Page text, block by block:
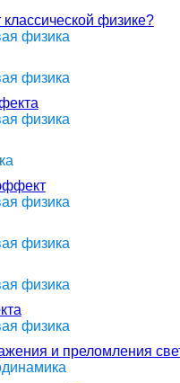
физике?
физика
физика
физика
физика
физика
физика
физика
и преломления